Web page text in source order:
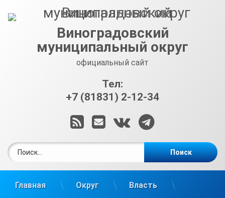
Виноградовский
муниципальный округ
официальный сайт
Тел:
+7 (81831) 2-12-34
RSSE-mailВКонтакте
Telegram
Главная Округ Власть